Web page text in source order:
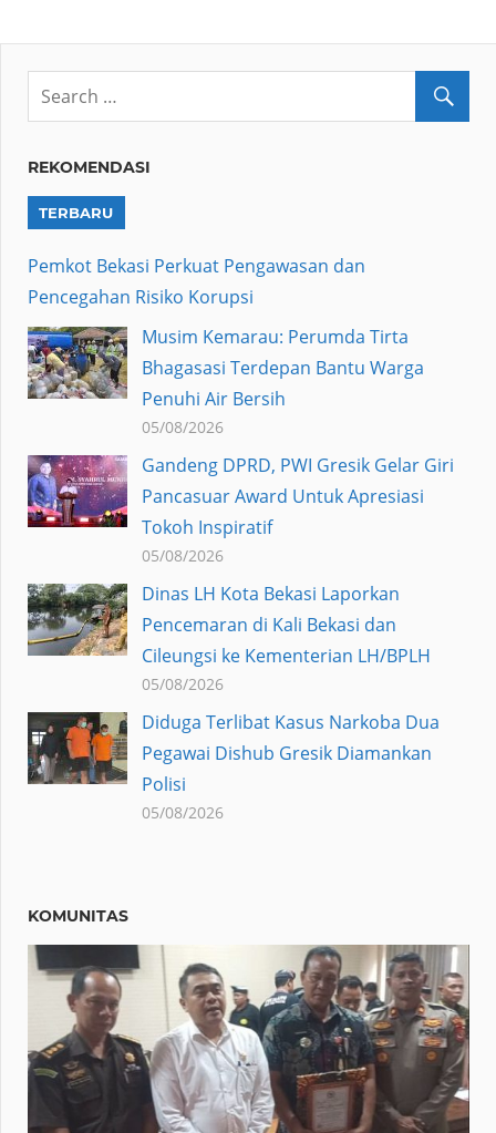
REKOMENDASI
TERBARU
Pemkot Bekasi Perkuat Pengawasan dan
Pencegahan Risiko Korupsi
Musim Kemarau: Perumda Tirta
Bhagasasi Terdepan Bantu Warga
Penuhi Air Bersih
05/08/2026
Gandeng DPRD, PWI Gresik Gelar Giri
Pancasuar Award Untuk Apresiasi
Tokoh Inspiratif
05/08/2026
Dinas LH Kota Bekasi Laporkan
Pencemaran di Kali Bekasi dan
Cileungsi ke Kementerian LH/BPLH
05/08/2026
Diduga Terlibat Kasus Narkoba Dua
Pegawai Dishub Gresik Diamankan
Polisi
05/08/2026
KOMUNITAS